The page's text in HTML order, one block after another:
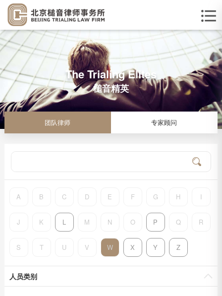
The Trialing Elites
槌音精英
团队律师 专家顾问
A B C D E F G H I
J K L M N O P Q R
S T U V W X Y Z
人员类别